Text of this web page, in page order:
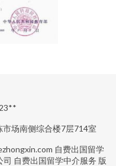
场南侧综合楼7层714室
自费出国留学
司 自费出国留学中介服务 版